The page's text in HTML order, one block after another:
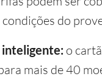
do
inteligente: o
mais de 40